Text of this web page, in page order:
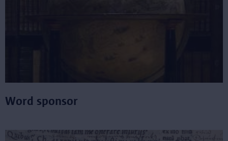
Word sponsor